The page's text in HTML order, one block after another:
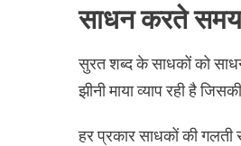
साधन करते
सुरत शब्द के साधकों को
झीनी माया व्याप रही है
हर प्रकार साधकों की